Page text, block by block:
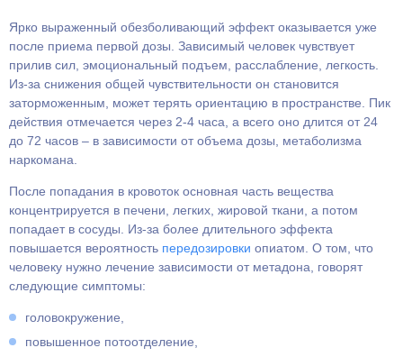
Ярко выраженный обезболивающий эффект оказывается уже
после приема первой дозы. Зависимый человек чувствует
прилив сил, эмоциональный подъем, расслабление, легкость.
Из-за снижения общей чувствительности он становится
заторможенным, может терять ориентацию в пространстве. Пик
действия отмечается через 2-4 часа, а всего оно длится от 24
до 72 часов – в зависимости от объема дозы, метаболизма
наркомана.
После попадания в кровоток основная часть вещества
концентрируется в печени, легких, жировой ткани, а потом
попадает в сосуды. Из-за более длительного эффекта
повышается вероятность передозировки опиатом. О том, что
человеку нужно лечение зависимости от метадона, говорят
следующие симптомы:
головокружение,
повышенное потоотделение,